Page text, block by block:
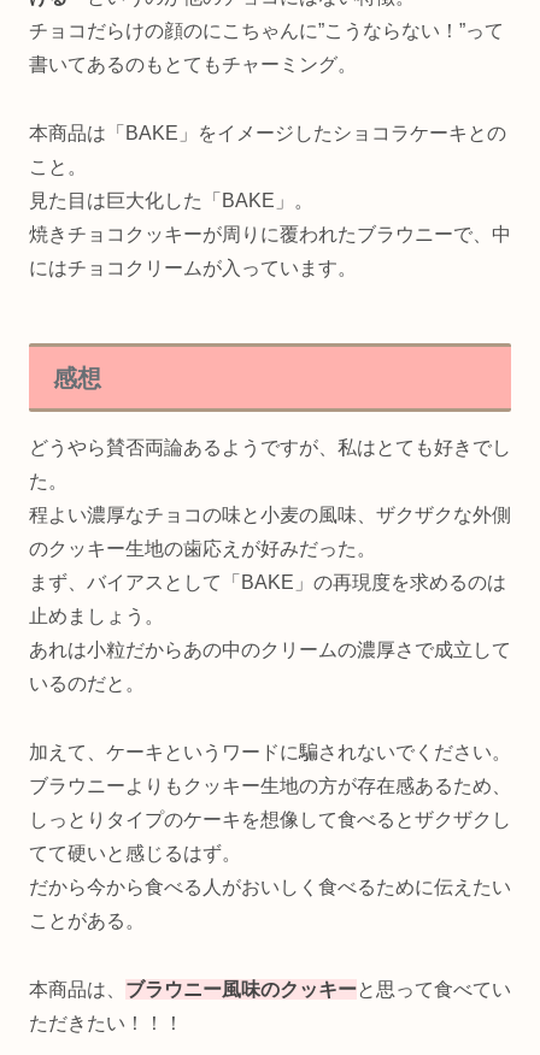
チョコだらけの顔のにこちゃんに”こうならない！”って
書いてあるのもとてもチャーミング。
本商品は「BAKE」をイメージしたショコラケーキとの
こと。
見た目は巨大化した「BAKE」。
焼きチョコクッキーが周りに覆われたブラウニーで、中
にはチョコクリームが入っています。
感想
どうやら賛否両論あるようですが、私はとても好きでし
た。
程よい濃厚なチョコの味と小麦の風味、ザクザクな外側
のクッキー生地の歯応えが好みだった。
まず、バイアスとして「BAKE」の再現度を求めるのは
止めましょう。
あれは小粒だからあの中のクリームの濃厚さで成立して
いるのだと。
加えて、ケーキというワードに騙されないでください。
ブラウニーよりもクッキー生地の方が存在感あるため、
しっとりタイプのケーキを想像して食べるとザクザクし
てて硬いと感じるはず。
だから今から食べる人がおいしく食べるために伝えたい
ことがある。
本商品は、 ブラウニー風味のクッキーと思って食べてい
ただきたい！！！